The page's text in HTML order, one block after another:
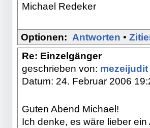
Michael Redeker
Optionen: Antworten •
Re: Einzelgänger
geschrieben von: mezeijudit
Datum: 24. Februar 2006
Guten Abend Michael!
Ich denke, es wäre lieber